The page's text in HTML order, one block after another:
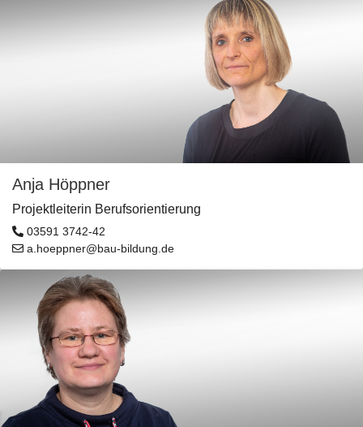
Anja Höppner
Projektleiterin Berufsorientierung
03591 3742-42
a.hoeppner@bau-bildung.de